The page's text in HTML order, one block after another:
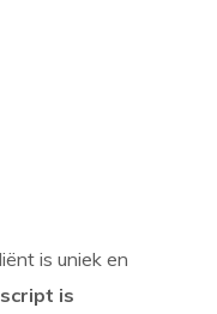
is uniek en
is